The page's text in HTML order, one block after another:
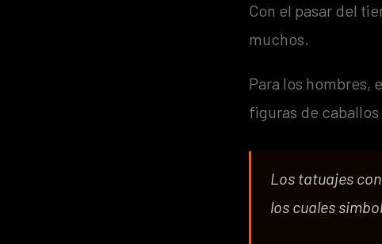
Con el pasar del
muchos.
Para los hombres,
figuras de caballos
Los tatuajes
los cuales